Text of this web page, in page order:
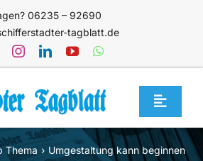
06235 – 92690
tagblatt.de
Toggle
Thema Umgestaltung kann beginnen